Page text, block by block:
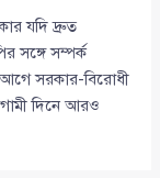
যদি দ্রুত
সঙ্গে সম্পর্ক
আগে সরকার-বিরোধী
দিনে আরও